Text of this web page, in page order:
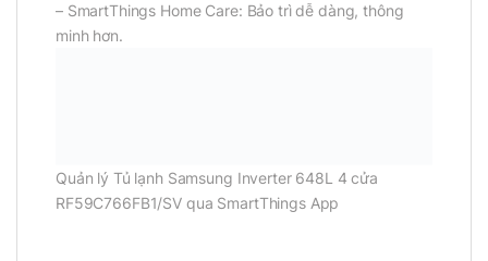
– SmartThings Home Care: Bảo trì dễ dàng, thông
minh hơn.
Quản lý Tủ lạnh Samsung Inverter 648L 4 cửa
RF59C766FB1/SV qua SmartThings App